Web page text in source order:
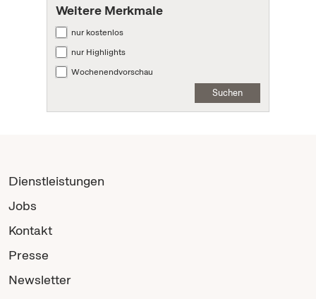
Weitere Merkmale
nur kostenlos
nur Highlights
Wochenendvorschau
Suchen
Dienstleistungen
Jobs
Kontakt
Presse
Newsletter